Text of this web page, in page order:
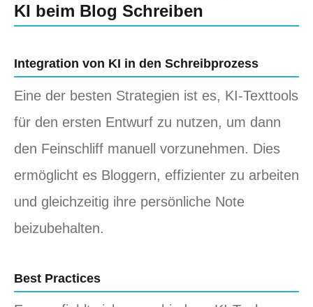
KI beim Blog Schreiben
Integration von KI in den Schreibprozess
Eine der besten Strategien ist es, KI-Texttools
für den ersten Entwurf zu nutzen, um dann
den Feinschliff manuell vorzunehmen. Dies
ermöglicht es Bloggern, effizienter zu arbeiten
und gleichzeitig ihre persönliche Note
beizubehalten.
Best Practices